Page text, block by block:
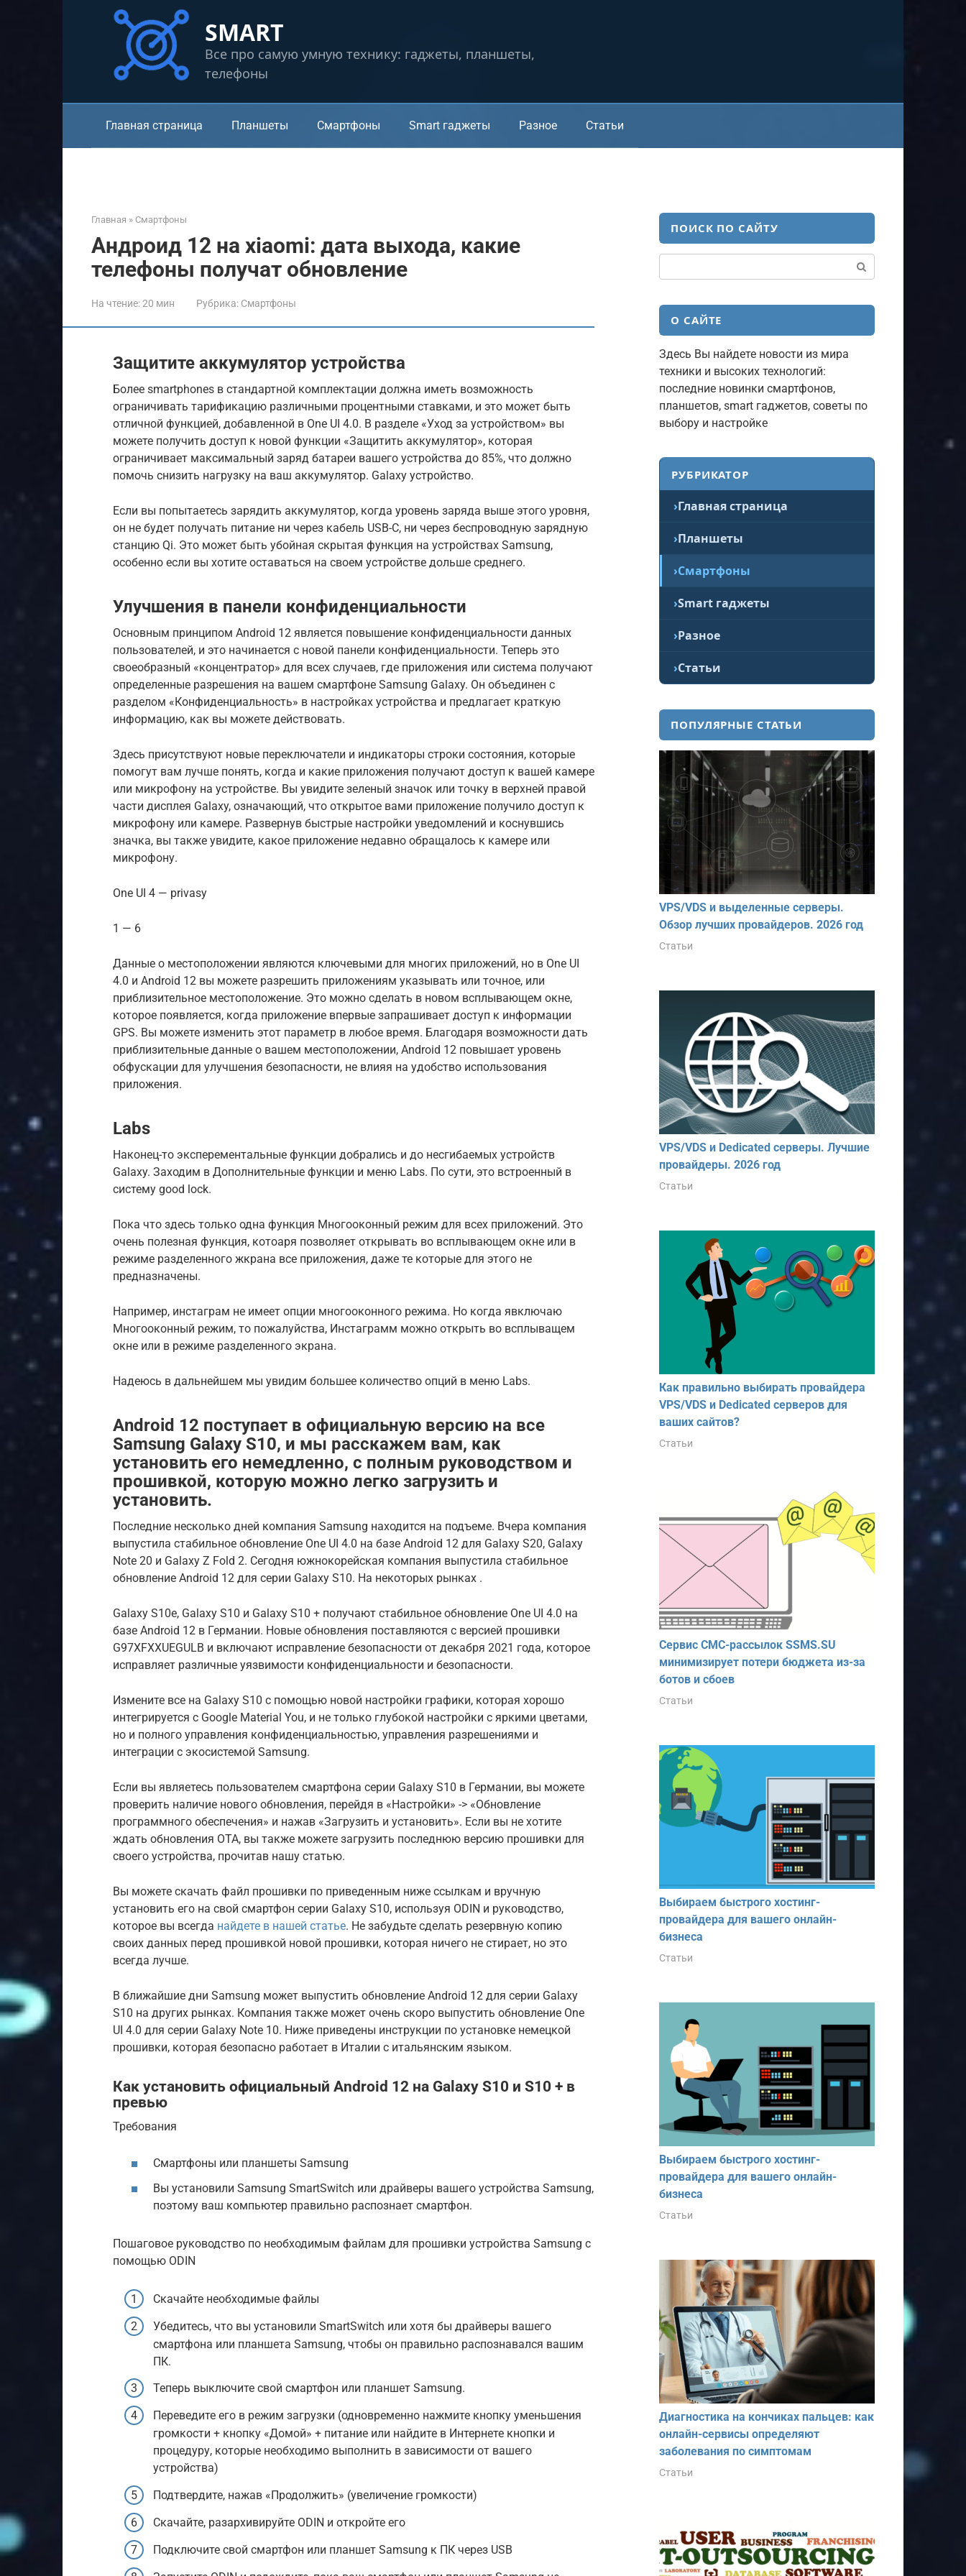
SMART
Все про самую умную технику: гаджеты, планшеты,
телефоны
Главная страница Планшеты Смартфоны Smart гаджеты Разное Статьи
Главная » Смартфоны
Андроид 12 на xiaomi: дата выхода, какие
телефоны получат обновление
На чтение:20 мин Рубрика: Смартфоны
Защитите аккумулятор устройства
Более smartphones в стандартной комплектации должна иметь возможность
ограничивать тарификацию различными процентными ставками, и это может быть
отличной функцией, добавленной в One UI 4.0. В разделе «Уход за устройством» вы
можете получить доступ к новой функции «Защитить аккумулятор», которая
ограничивает максимальный заряд батареи вашего устройства до 85%, что должно
помочь снизить нагрузку на ваш аккумулятор. Galaxy устройство.
Если вы попытаетесь зарядить аккумулятор, когда уровень заряда выше этого уровня,
он не будет получать питание ни через кабель USB-C, ни через беспроводную зарядную
станцию ​​Qi. Это может быть убойная скрытая функция на устройствах Samsung,
особенно если вы хотите оставаться на своем устройстве дольше среднего.
Улучшения в панели конфиденциальности
Основным принципом Android 12 является повышение конфиденциальности данных
пользователей, и это начинается с новой панели конфиденциальности. Теперь это
своеобразный «концентратор» для всех случаев, где приложения или система получают
определенные разрешения на вашем смартфоне Samsung Galaxy. Он объединен с
разделом «Конфиденциальность» в настройках устройства и предлагает краткую
информацию, как вы можете действовать.
Здесь присутствуют новые переключатели и индикаторы строки состояния, которые
помогут вам лучше понять, когда и какие приложения получают доступ к вашей камере
или микрофону на устройстве. Вы увидите зеленый значок или точку в верхней правой
части дисплея Galaxy, означающий, что открытое вами приложение получило доступ к
микрофону или камере. Развернув быстрые настройки уведомлений и коснувшись
значка, вы также увидите, какое приложение недавно обращалось к камере или
микрофону.
One UI 4 — privasy
1 — 6
Данные о местоположении являются ключевыми для многих приложений, но в One UI
4.0 и Android 12 вы можете разрешить приложениям указывать или точное, или
приблизительное местоположение. Это можно сделать в новом всплывающем окне,
которое появляется, когда приложение впервые запрашивает доступ к информации
GPS. Вы можете изменить этот параметр в любое время. Благодаря возможности дать
приблизительные данные о вашем местоположении, Android 12 повышает уровень
обфускации для улучшения безопасности, не влияя на удобство использования
приложения.
Labs
Наконец-то эксперементальные функции добрались и до несгибаемых устройств
Galaxy. Заходим в Дополнительные функции и меню Labs. По сути, это встроенный в
систему good lock.
Пока что здесь только одна функция Многооконный режим для всех приложений. Это
очень полезная функция, котоаря позволяет открывать во всплывающем окне или в
режиме разделенного жкрана все приложения, даже те которые для этого не
предназначены.
Например, инстаграм не имеет опции многооконного режима. Но когда явключаю
Многооконный режим, то пожалуйства, Инстаграмм можно открыть во всплыващем
окне или в режиме разделенного экрана.
Надеюсь в дальнейшем мы увидим большее количество опций в меню Labs.
Android 12 поступает в официальную версию на все
Samsung Galaxy S10, и мы расскажем вам, как
установить его немедленно, с полным руководством и
прошивкой, которую можно легко загрузить и
установить.
Последние несколько дней компания Samsung находится на подъеме. Вчера компания
выпустила стабильное обновление One UI 4.0 на базе Android 12 для Galaxy S20, Galaxy
Note 20 и Galaxy Z Fold 2. Сегодня южнокорейская компания выпустила стабильное
обновление Android 12 для серии Galaxy S10. На некоторых рынках .
Galaxy S10e, Galaxy S10 и Galaxy S10 + получают стабильное обновление One UI 4.0 на
базе Android 12 в Германии. Новые обновления поставляются с версией прошивки
G97XFXXUEGULB и включают исправление безопасности от декабря 2021 года, которое
исправляет различные уязвимости конфиденциальности и безопасности.
Измените все на Galaxy S10 с помощью новой настройки графики, которая хорошо
интегрируется с Google Material You, и не только глубокой настройки с яркими цветами,
но и полного управления конфиденциальностью, управления разрешениями и
интеграции с экосистемой Samsung.
Если вы являетесь пользователем смартфона серии Galaxy S10 в Германии, вы можете
проверить наличие нового обновления, перейдя в «Настройки» -> «Обновление
программного обеспечения» и нажав «Загрузить и установить». Если вы не хотите
ждать обновления OTA, вы также можете загрузить последнюю версию прошивки для
своего устройства, прочитав нашу статью.
Вы можете скачать файл прошивки по приведенным ниже ссылкам и вручную
установить его на свой смартфон серии Galaxy S10, используя ODIN и руководство,
которое вы всегда найдете в нашей статье. Не забудьте сделать резервную копию
своих данных перед прошивкой новой прошивки, которая ничего не стирает, но это
всегда лучше.
В ближайшие дни Samsung может выпустить обновление Android 12 для серии Galaxy
S10 на других рынках. Компания также может очень скоро выпустить обновление One
UI 4.0 для серии Galaxy Note 10. Ниже приведены инструкции по установке немецкой
прошивки, которая безопасно работает в Италии с итальянским языком.
Как установить официальный Android 12 на Galaxy S10 и S10 + в
превью
Требования
Смартфоны или планшеты Samsung
Вы установили Samsung SmartSwitch или драйверы вашего устройства Samsung,
поэтому ваш компьютер правильно распознает смартфон.
Пошаговое руководство по необходимым файлам для прошивки устройства Samsung с
помощью ODIN
Скачайте необходимые файлы
Убедитесь, что вы установили SmartSwitch или хотя бы драйверы вашего
смартфона или планшета Samsung, чтобы он правильно распознавался вашим
ПК.
Теперь выключите свой смартфон или планшет Samsung.
Переведите его в режим загрузки (одновременно нажмите кнопку уменьшения
громкости + кнопку «Домой» + питание или найдите в Интернете кнопки и
процедуру, которые необходимо выполнить в зависимости от вашего
устройства)
Подтвердите, нажав «Продолжить» (увеличение громкости)
Скачайте, разархивируйте ODIN и откройте его
Подключите свой смартфон или планшет Samsung к ПК через USB
ПОИСК ПО САЙТУ
О САЙТЕ
Здесь Вы найдете новости из мира
техники и высоких технологий:
последние новинки смартфонов,
планшетов, smart гаджетов, советы по
выбору и настройке
РУБРИКАТОР
Главная страница
Планшеты
Смартфоны
Smart гаджеты
Разное
Статьи
ПОПУЛЯРНЫЕ СТАТЬИ
VPS/VDS и выделенные серверы.
Обзор лучших провайдеров. 2026 год
Статьи
VPS/VDS и Dedicated серверы. Лучшие
провайдеры. 2026 год
Статьи
Как правильно выбирать провайдера
VPS/VDS и Dedicated серверов для
ваших сайтов?
Статьи
Сервис СМС-рассылок SSMS.SU
минимизирует потери бюджета из-за
ботов и сбоев
Статьи
Выбираем быстрого хостинг-
провайдера для вашего онлайн-
бизнеса
Статьи
Выбираем быстрого хостинг-
провайдера для вашего онлайн-
бизнеса
Статьи
Диагностика на кончиках пальцев: как
онлайн-сервисы определяют
заболевания по симптомам
Статьи